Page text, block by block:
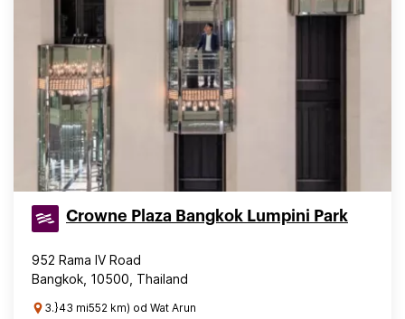
Crowne Plaza Bangkok Lumpini Park
952 Rama IV Road
Bangkok, 10500, Thailand
3.}43 mi552 km) od Wat Arun